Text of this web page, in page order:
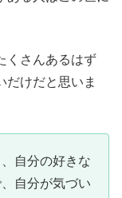
くさんあるはず
だけだと思いま
自分の好きな
自分が気づい